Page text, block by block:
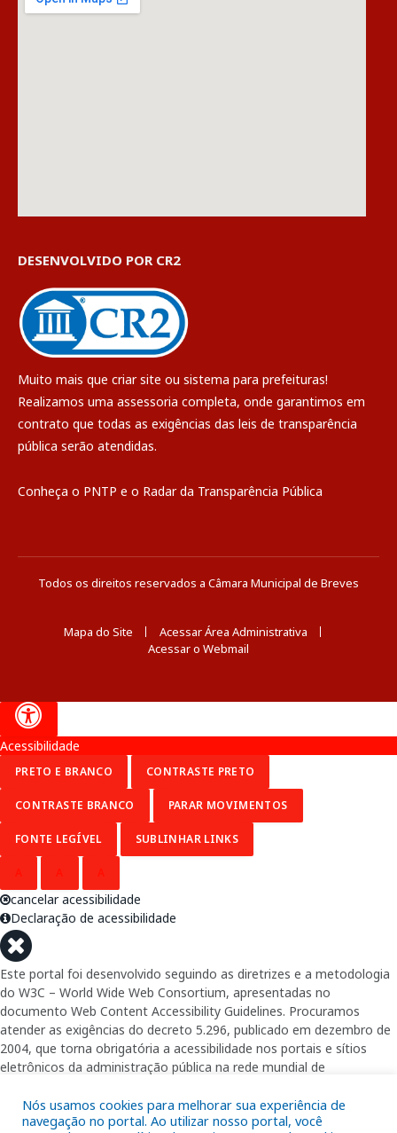
DESENVOLVIDO POR CR2
Muito mais que criar site ou sistema para prefeituras!
Realizamos uma assessoria completa, onde garantimos em
contrato que todas as exigências das leis de transparência
pública serão atendidas.
Conheça o PNTP e o Radar da Transparência Pública
Todos os direitos reservados a Câmara Municipal de Breves
Mapa do Site
Acessar Área Administrativa
Acessar o Webmail
Nós usamos cookies para melhorar sua experiência de
navegação no portal. Ao utilizar nosso portal, você
Acessibilidade
PRETO E BRANCO CONTRASTE PRETO
CONTRASTE BRANCO PARAR MOVIMENTOS
FONTE LEGÍVEL SUBLINHAR LINKS
cancelar acessibilidade
Declaração de acessibilidade
Este portal foi desenvolvido seguindo as diretrizes e a metodologia
do W3C – World Wide Web Consortium, apresentadas no
documento Web Content Accessibility Guidelines. Procuramos
atender as exigências do decreto 5.296, publicado em dezembro de
2004, que torna obrigatória a acessibilidade nos portais e sítios
eletrônicos da administração pública na rede mundial de
garantindo-lhes o pleno acesso aos conteúdos disponíveis.